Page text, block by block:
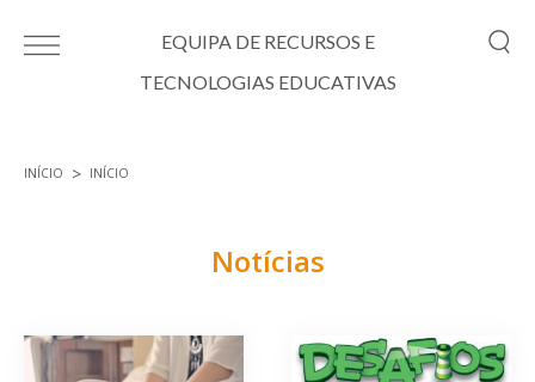
EQUIPA DE RECURSOS E
TECNOLOGIAS EDUCATIVAS
INÍCIO INÍCIO
Notícias